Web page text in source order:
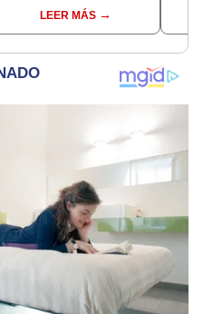
esposa Erika Muñóz: "El
proceso judicial"
LEER MÁS